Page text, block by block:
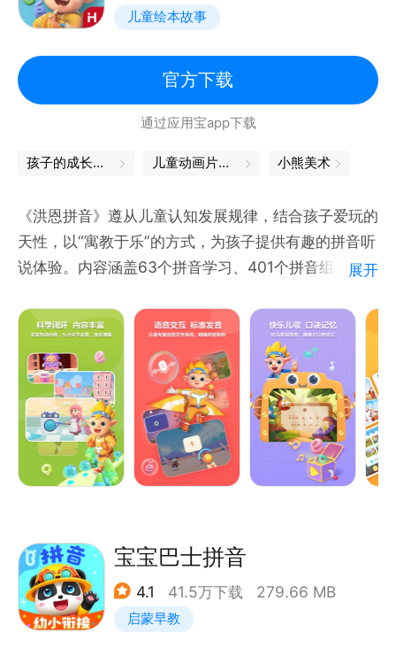
1、丰富趣味互动 轻松自主学习
120+定制互动，让孩子在丰富有趣的交互操作中轻松
学、自主学
2、九大环节设计 攻克重点难点
为每个声母、韵母、整体认读音节定制9大环节，深度
学习，扎实拼读写
3、清晰口型示范 发音方法讲解
每个字母配有发音演示视频，口型对发音更标准
4、智能语音评测 积极自主拼读
儿童语音评测系统，鼓励孩子积极开口，及时纠正错误
发音
63首原创定制儿歌和口诀，朗朗上口，易读易记
【意见反馈】
儿童绘本故事
官方下载
通过应用宝app下载
孩子的成长，从这里起步 儿童动画片下载 小熊美术
《洪恩拼音》遵从儿童认知发展规律，结合孩子爱玩的
天性，以“寓教于乐”的方式，为孩子提供有趣的拼音听
说体验。内容涵盖63个拼音学习、401个拼音组合、
位训练孩子拼音认知、记忆、发音、拼读、书写及阅读
应用等能力
产品特色
1.科学闭环，内容丰富
结合拼音音形设计丰富的创意互动场景，动画、儿歌等
多种形式相结合，玩、调、读、说、拼等9大环节，让
2.语音交互，精准发声
自主研发专属儿童的语音交互系统，科学易懂的发音规
则讲解，帮助孩子有效校正发音，敢拼敢说。
展开
宝宝巴士拼音
4.1 41.5万下载 279.66 MB
启蒙早教